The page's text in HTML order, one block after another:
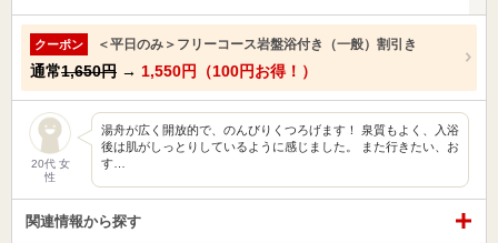
クーポン ＜平日のみ＞フリーコース岩盤浴付き（一般）割引き
通常1,650円 → 1,550円（100円お得！）
20代 女
性
湯舟が広く開放的で、のんびりくつろげます！ 泉質もよく、入浴
後は肌がしっとりしているように感じました。 また行きたい、お
す…
関連情報から探す